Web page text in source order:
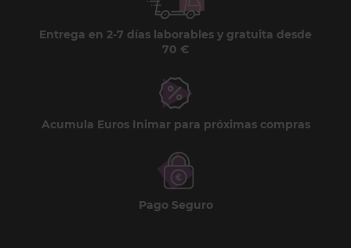
Entrega en 2-7 días laborables y gratuita desde
70 €
Acumula Euros Inimar para próximas compras
Pago Seguro